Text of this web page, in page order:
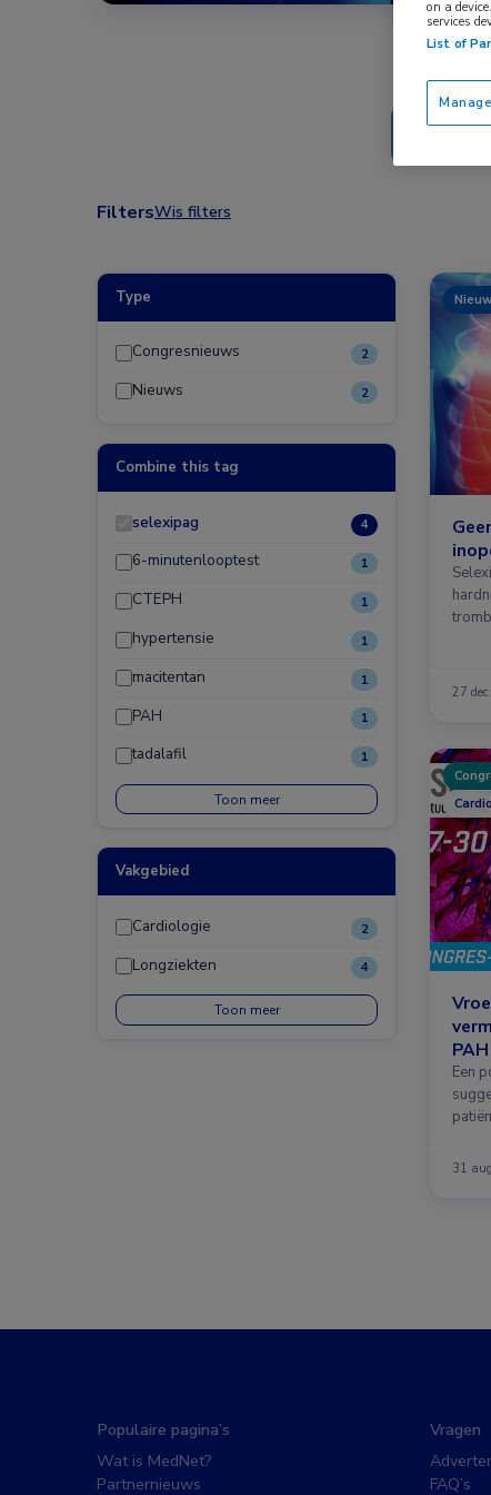
FiltersWis filters
Type
Congresnieuws 2
Nieuws 2
Combine this tag
selexipag 4
6-minutenlooptest 1
CTEPH 1
hypertensie 1
macitentan 1
PAH 1
tadalafil 1
Toon meer
Vakgebied
Cardiologie 2
Longziekten 4
Toon meer
27
PAH
Een
31
Populaire pagina’s
Wat is MedNet?
Partnernieuws
Vragen
FAQ’s
on a
services
List of